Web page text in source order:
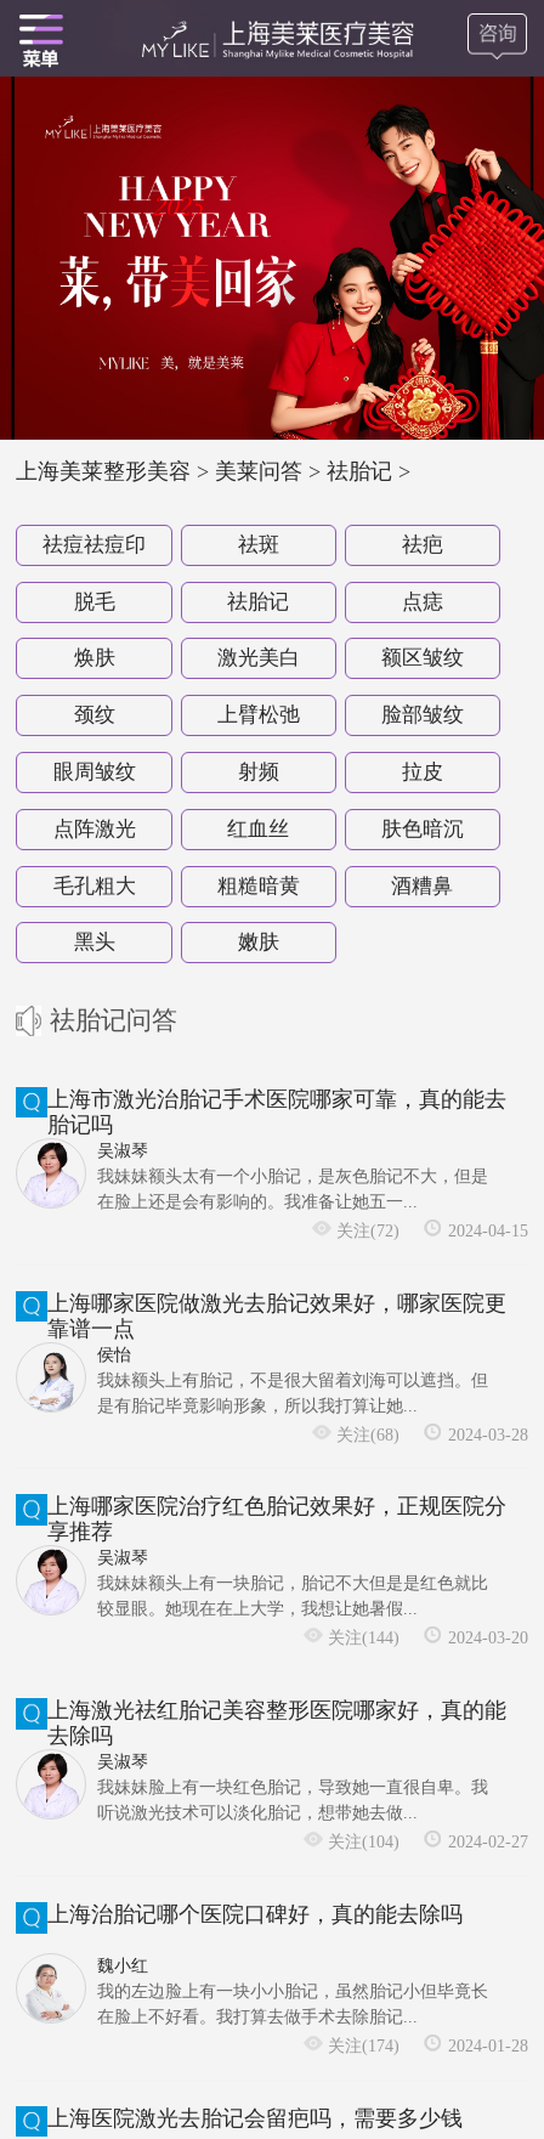
上海美莱整形美容 > 美莱问答 >祛胎记 >
祛痘祛痘印 祛斑 祛疤
脱毛 祛胎记 点痣
焕肤 激光美白 额区皱纹
颈纹 上臂松弛 脸部皱纹
眼周皱纹 射频 拉皮
点阵激光 红血丝 肤色暗沉
毛孔粗大 粗糙暗黄 酒糟鼻
黑头 嫩肤
祛胎记问答
上海市激光治胎记手术医院哪家可靠，真的能去
胎记吗
吴淑琴
我妹妹额头太有一个小胎记，是灰色胎记不大，但是
在脸上还是会有影响的。我准备让她五一...
关注(72)
2024-04-15
上海哪家医院做激光去胎记效果好，哪家医院更
靠谱一点
侯怡
我妹额头上有胎记，不是很大留着刘海可以遮挡。但
是有胎记毕竟影响形象，所以我打算让她...
关注(68)
2024-03-28
上海哪家医院治疗红色胎记效果好，正规医院分
享推荐
吴淑琴
我妹妹额头上有一块胎记，胎记不大但是是红色就比
较显眼。她现在在上大学，我想让她暑假...
关注(144)
2024-03-20
上海激光祛红胎记美容整形医院哪家好，真的能
去除吗
吴淑琴
我妹妹脸上有一块红色胎记，导致她一直很自卑。我
听说激光技术可以淡化胎记，想带她去做...
关注(104)
2024-02-27
上海治胎记哪个医院口碑好，真的能去除吗
魏小红
我的左边脸上有一块小小胎记，虽然胎记小但毕竟长
在脸上不好看。我打算去做手术去除胎记...
关注(174)
2024-01-28
上海医院激光去胎记会留疤吗，需要多少钱